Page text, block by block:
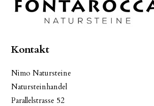
Kontakt
Nimo Natursteine
Natursteinhandel
Parallelstrasse 52